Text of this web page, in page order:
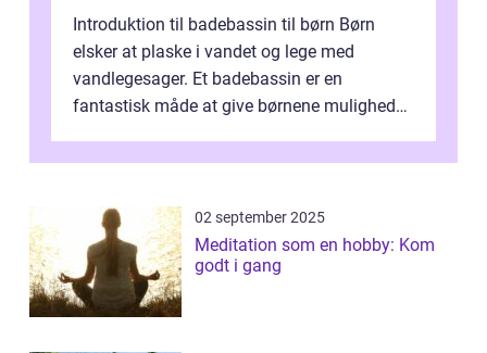
Introduktion til badebassin til børn Børn
elsker at plaske i vandet og lege med
vandlegesager. Et badebassin er en
fantastisk måde at give børnene mulighed
me...
02 september 2025
Meditation som en hobby: Kom
godt i gang